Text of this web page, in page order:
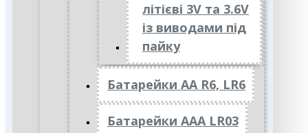
літієві 3V та 3.6V
із виводами під
пайку
Батарейки АА R6, LR6
Батарейки АAА LR03